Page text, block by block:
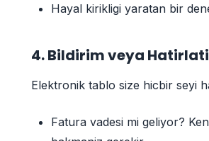
Hayal kirikligi yaratan bir
4. Bildirim veya
Elektronik tablo size hicbir seyi
Fatura vadesi mi geliyor?